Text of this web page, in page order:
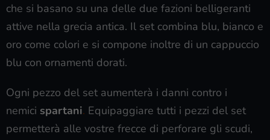
che si basano su una delle due fazioni belligeranti
attive nella grecia antica. Il set combina blu, bianco e
oro come colori e si compone inoltre di un cappuccio
blu con ornamenti dorati.
Ogni pezzo del set aumenterà i danni contro i
nemici spartani. Equipaggiare tutti i pezzi del set
permetterà alle vostre frecce di perforare gli scudi,